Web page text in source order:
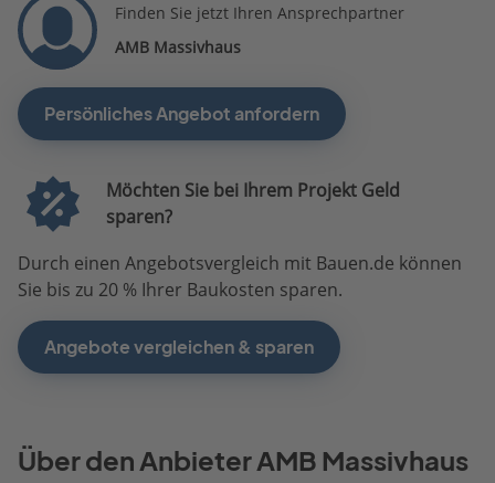
Finden Sie jetzt Ihren Ansprechpartner
AMB Massivhaus
Persönliches Angebot anfordern
Möchten Sie bei Ihrem Projekt Geld
sparen?
Durch einen Angebotsvergleich mit Bauen.de können
Sie bis zu 20 % Ihrer Baukosten sparen.
Angebote vergleichen & sparen
Über den Anbieter AMB Massivhaus